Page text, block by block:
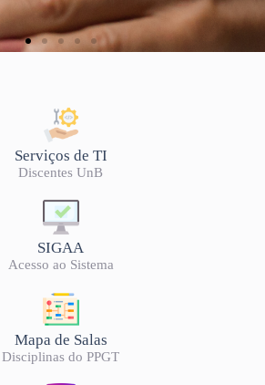
Serviços de TI
Discentes UnB
SIGAA
Acesso ao Sistema
Mapa de Salas
Disciplinas do PPGT